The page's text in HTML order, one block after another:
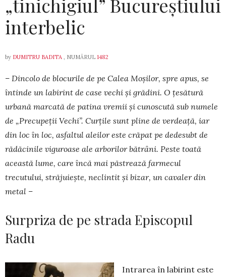
„tinichigiul” Bucureștiului
interbelic
by DUMITRU BADITA , NUMĂRUL 1482
– Dincolo de blocurile de pe Calea Moșilor, spre apus, se
întinde un labirint de case vechi și grădini. O țesătură
urbană marcată de pa­tina vremii și cunoscută sub numele
de „Precupeții Vechi”. Curțile sunt pline de verdeață, iar
din loc în loc, asfaltul aleilor este crăpat pe de­de­subt de
rădăcinile viguroase ale arborilor bătrâni. Peste toată
aceas­tă lume, care încă mai păstrează farmecul
trecutului, străjuiește, ne­clintit și bizar, un cavaler din
metal –
Surpriza de pe strada Episcopul
Radu
Intrarea în labirint este